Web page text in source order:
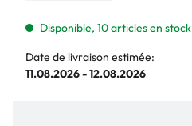
Disponible, 10 articles en stock
Date de livraison estimée:
11.08.2026 - 12.08.2026